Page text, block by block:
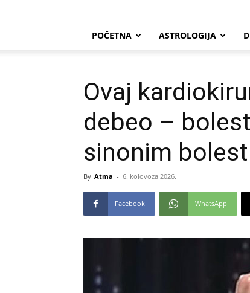
POČETNA ASTROLOGIJA
Ovaj
debeo –
sinonim
By Atma - 6. kolovoza 2026.
Facebook WhatsApp